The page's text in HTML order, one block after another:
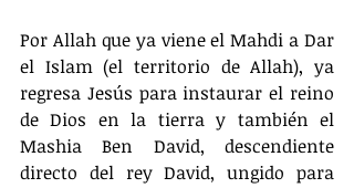
Por Allah que ya viene el Mahdi a Dar
el Islam (el territorio de Allah), ya
regresa Jesús para instaurar el reino
de Dios en la tierra y también el
Mashia Ben David, descendiente
directo del rey David, ungido para